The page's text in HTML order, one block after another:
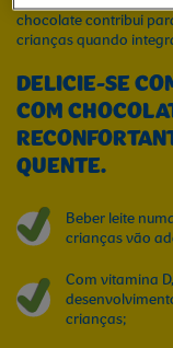
chocolate contribui
crianças quando
DELICIE-SE
COM
QUENTE.
Beber leite
crianças vão
Com vitamina
crianças;